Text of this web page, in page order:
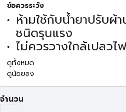
ข้อควรระวัง
ห้ามใช้กับน้ำยาปรับผ้
ชนิดรุนแรง
ไม่ควรวางใกล้เปลวไฟ
ดูทั้งหมด
ดูน้อยลง
จำนวน